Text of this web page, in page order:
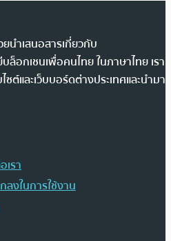
นำเสนอสารเกี่ยวกับ
ล็อกเชนเพื่อคนไทย ในภาษาไทย เรา
ต์และเว็บบอร์ดต่างประเทศและนำมา
เรา
ลงในการใช้งาน